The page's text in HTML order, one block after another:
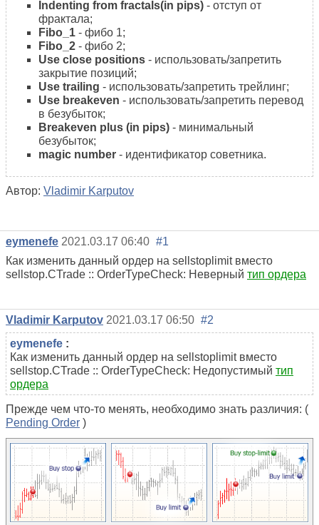
Indenting from fractals(in pips) - отступ от
фрактала;
Fibo_1 - фибо 1;
Fibo_2 - фибо 2;
Use close positions - использовать/запретить
закрытие позиций;
Use trailing - использовать/запретить трейлинг;
Use breakeven - использовать/запретить перевод
в безубыток;
Breakeven plus (in pips) - минимальный
безубыток;
magic number - идентификатор советника.
Автор: Vladimir Karputov
eymenefe 2021.03.17 06:40 #1
Как изменить данный ордер на sellstoplimit вместо
sellstop.CTrade :: OrderTypeCheck: Неверный тип ордера
Vladimir Karputov 2021.03.17 06:50 #2
eymenefe :
Как изменить данный ордер на sellstoplimit вместо
sellstop.CTrade :: OrderTypeCheck: Недопустимый тип
ордера
Прежде чем что-то менять, необходимо знать различия: (
Pending Order )